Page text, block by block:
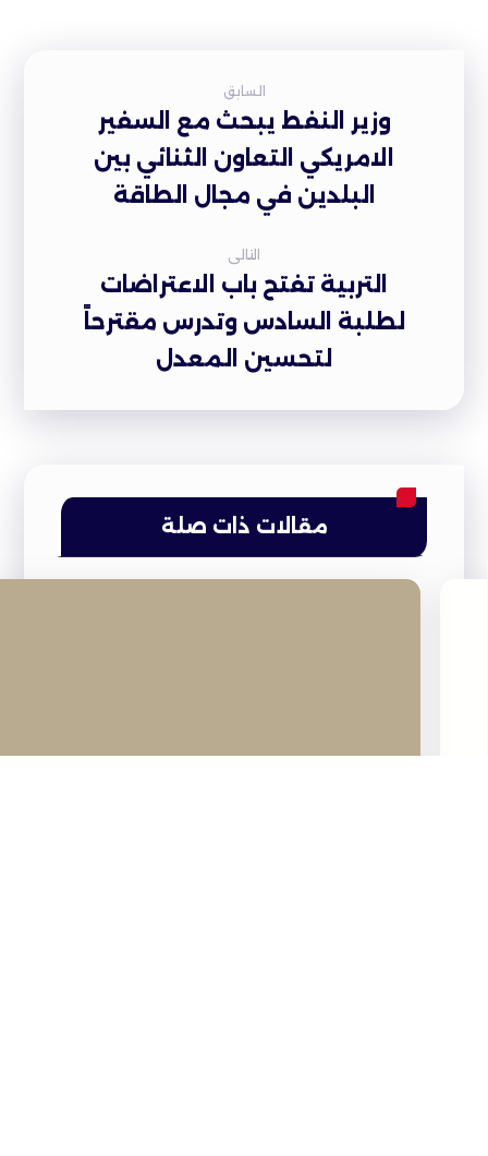
السابق
وزير النفط يبحث مع السفير
الامريكي التعاون الثنائي بين
البلدين في مجال الطاقة
التالى
التربية تفتح باب الاعتراضات
لطلبة السادس وتدرس مقترحاً
لتحسين المعدل
مقالات ذات صلة